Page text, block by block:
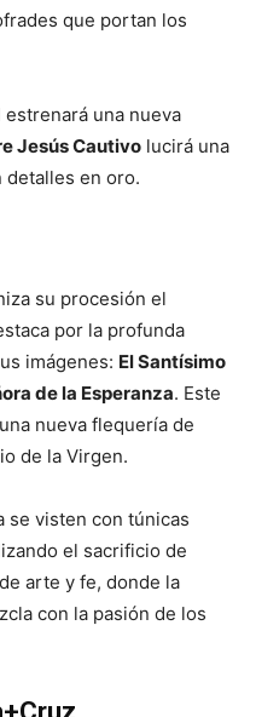
que portan los
estrenará una nueva
Jesús Cautivo lucirá una
detalles en oro.
su procesión el
por la profunda
imágenes: El Santísimo
de la Esperanza. Este
nueva flequería de
de la Virgen.
se visten con túnicas
el sacrificio de
arte y fe, donde la
con la pasión de los